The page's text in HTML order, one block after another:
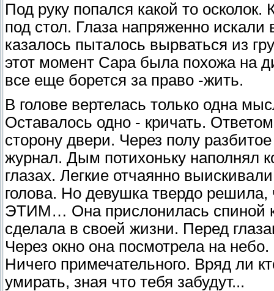
Под руку попался какой то
под стол. Глаза напряженно
казалось пыталось вырваться из
этот момент Сара была похожа на
все еще борется за право -жить.
В голове вертелась только одна
Оставалось одно - кричать.
сторону двери. Через полу
журнал. Дым потихоньку наполнял
глазах. Легкие отчаянно
голова. Но девушка твердо
ЭТИМ… Она прислонилась спиной к
сделала в своей жизни. Перед
Через окно она посмотрела на
Ничего примечательного. Вряд ли
умирать, зная что тебя забудут...